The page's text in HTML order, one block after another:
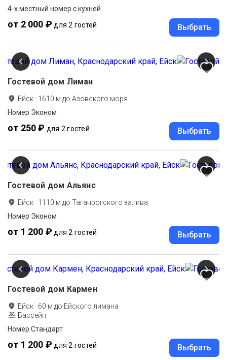
4-х местный номер с кухней
от 2 000 ₽ для 2 гостей Выбрать
Гостевой дом Лиман
Ейск · 1610 м до Азовского моря
Номер Эконом
от 250 ₽ для 2 гостей Выбрать
Гостевой дом Альянс
Ейск · 1110 м до Таганрогского залива
Номер Эконом
от 1 200 ₽ для 2 гостей Выбрать
Гостевой дом Кармен
Ейск · 60 м до Ейского лимана
Бассейн
Номер Стандарт
от 1 200 ₽ для 2 гостей Выбрать